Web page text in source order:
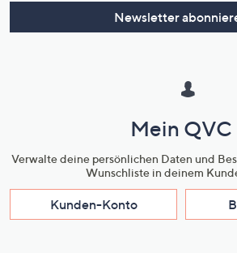
Newsletter
Mein QVC
Verwalte deine persönlichen Daten und
Wunschliste in deinem
Kunden-Konto